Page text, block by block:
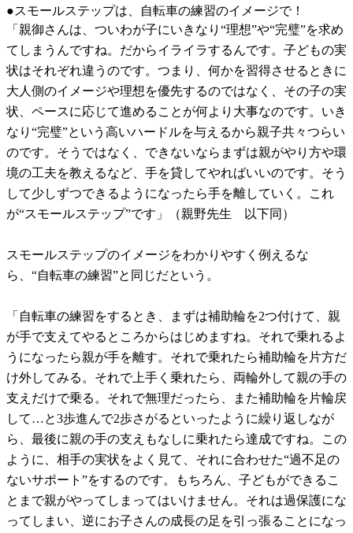
●スモールステップは、自転車の練習のイメージで！
「親御さんは、ついわが子にいきなり“理想”や“完璧”を求め
てしまうんですね。だからイライラするんです。子どもの実
状はそれぞれ違うのです。つまり、何かを習得させるときに
大人側のイメージや理想を優先するのではなく、その子の実
状、ペースに応じて進めることが何より大事なのです。いき
なり“完璧”という高いハードルを与えるから親子共々つらい
のです。そうではなく、できないならまずは親がやり方や環
境の工夫を教えるなど、手を貸してやればいいのです。そう
して少しずつできるようになったら手を離していく。これ
が“スモールステップ”です」（親野先生 以下同）
スモールステップのイメージをわかりやすく例えるな
ら、“自転車の練習”と同じだという。
「自転車の練習をするとき、まずは補助輪を2つ付けて、親
が手で支えてやるところからはじめますね。それで乗れるよ
うになったら親が手を離す。それで乗れたら補助輪を片方だ
け外してみる。それで上手く乗れたら、両輪外して親の手の
支えだけで乗る。それで無理だったら、また補助輪を片輪戻
して…と3歩進んで2歩さがるといったように繰り返しなが
ら、最後に親の手の支えもなしに乗れたら達成ですね。この
ように、相手の実状をよく見て、それに合わせた“過不足の
ないサポート”をするのです。もちろん、子どもができるこ
とまで親がやってしまってはいけません。それは過保護にな
ってしまい、逆にお子さんの成長の足を引っ張ることになっ